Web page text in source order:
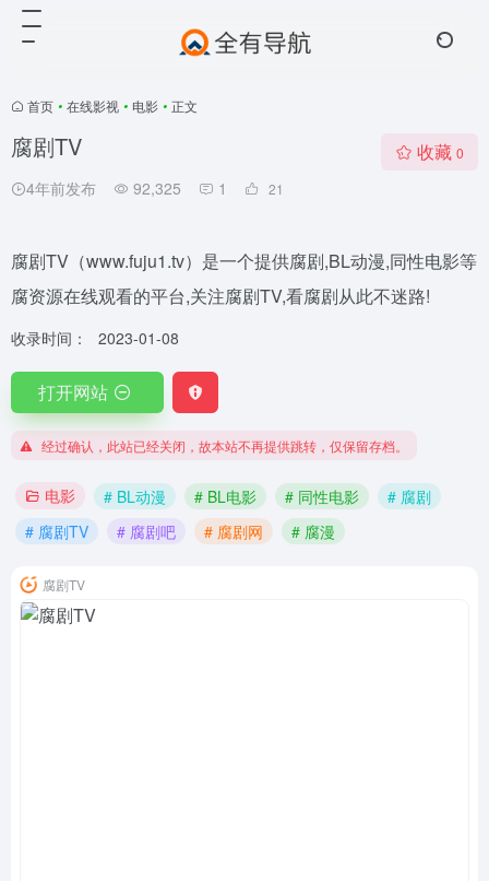
首页 • 在线影视 • 电影 • 正文
腐剧TV
4年前发布 92,325 1 21
收藏 0
腐剧TV（www.fuju1.tv）是一个提供腐剧,BL动漫,同性电影等
腐资源在线观看的平台,关注腐剧TV,看腐剧从此不迷路!
收录时间： 2023-01-08
打开网站
经过确认，此站已经关闭，故本站不再提供跳转，仅保留存档。
电影 # BL动漫 # BL电影 # 同性电影
# 腐剧
# 腐剧TV
# 腐剧吧 # 腐剧网 # 腐漫
腐剧TV